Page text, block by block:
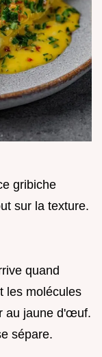
gribiche
sur la texture.
quand
les molécules
au jaune d'œuf.
sépare.